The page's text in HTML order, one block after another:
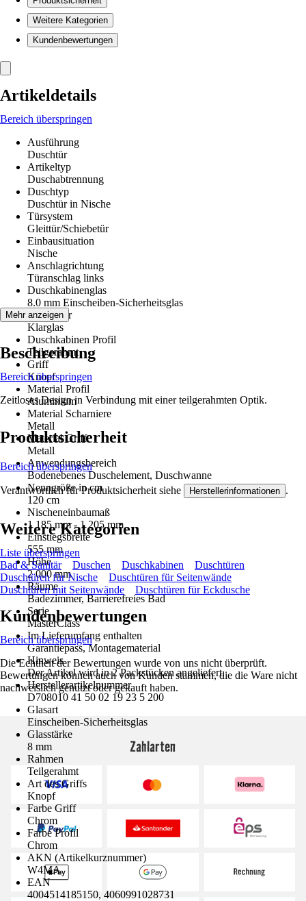
Weitere Kategorien
Kundenbewertungen
Artikeldetails
Bereich überspringen
Ausführung
Duschtür
Artikeltyp
Duschabtrennung
Duschtyp
Duschtür in Nische
Türsystem
Gleittür/Schiebetür
Einbausituation
Nische
Anschlagrichtung
Türanschlag links
Duschkabinenglas
8.0 mm Einscheiben-Sicherheitsglas
Glasdekor
Klarglas
Duschkabinen Profil
Teilgerahmt
Griff
Knopf
Material Profil
Aluminium
Material Scharniere
Metall
Material Griff
Metall
Anwendungsbereich
Bodenebenes Duschelement, Duschwanne
Nenngröße in cm
120 cm
Nischeneinbaumaß
1 185 mm - 1 205 mm
Einstiegsbreite
555 mm
Höhe
2 000 mm
Räume
Badezimmer, Barrierefreies Bad
Serie
MasterClass
Im Lieferumfang enthalten
Garantiepass, Montagematerial
Hinweis
Der Artikel wird in 2 Packstücken angeliefert.
Herstellerartikelnummer
D708010 41 50 02 19 23 5 200
Glasart
Einscheiben-Sicherheitsglas
Glasstärke
8 mm
Rahmen
Teilgerahmt
Art des Griffs
Knopf
Farbe Griff
Chrom
Farbe Profil
Chrom
AKN (Artikelkurznummer)
W4MA
EAN
4004514185150, 4060991028731
Mehr anzeigen
Beschreibung
Bereich überspringen
Zeitloses Design in Verbindung mit einer teilgerahmten Optik.
Produktsicherheit
Bereich überspringen
Verantwortlich für Produktsicherheit siehe Herstellerinformationen .
Weitere Kategorien
Liste überspringen
Bad & Sanitär
Duschen Duschkabinen
Duschtüren
Duschtüren für Nische
Duschtüren für Seitenwände
Duschtüren mit Seitenwände
Duschtüren für Eckdusche
Kundenbewertungen
Bereich überspringen
Die Echtheit der Bewertungen wurde von uns nicht überprüft.
Bewertungen können auch von Kunden stammen, die die Ware nicht
nachweislich genutzt oder gekauft haben.
Zahlarten